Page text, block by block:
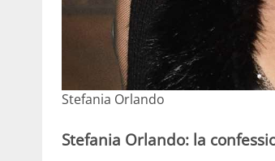
Stefania Orlando
Stefania Orlando: la